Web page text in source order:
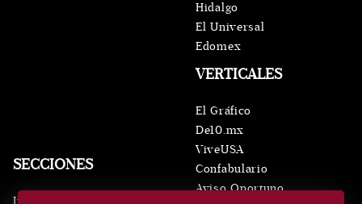
SECCIONES
Inicio
VERTICALES
El Gráfico
De10.mx
ViveUSA
Confabulario
Aviso Oportuno
Hidalgo
El Universal
Edomex